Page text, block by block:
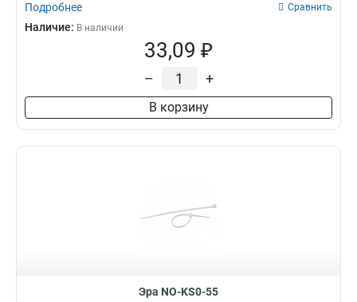
Подробнее Сравнить
Наличие: В наличии
33,09 ₽
– +
В корзину
Эра NO-KS0-55